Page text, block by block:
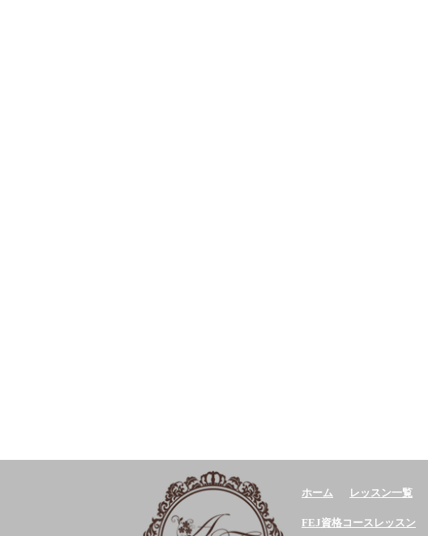
ホーム レッスン一覧
FEJ資格コースレッスン